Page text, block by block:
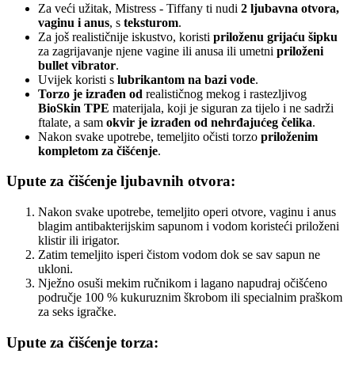
Za veći užitak, Mistress - Tiffany ti nudi 2 ljubavna otvora,
vaginu i anus, s teksturom.
Za još realističnije iskustvo, koristi priloženu grijaću šipku
za zagrijavanje njene vagine ili anusa ili umetni priloženi
bullet vibrator.
Uvijek koristi s lubrikantom na bazi vode.
Torzo je izrađen od realističnog mekog i rastezljivog
BioSkin TPE materijala, koji je siguran za tijelo i ne sadrži
ftalate, a sam okvir je izrađen od nehrđajućeg čelika.
Nakon svake upotrebe, temeljito očisti torzo priloženim
kompletom za čišćenje.
Upute za čišćenje ljubavnih otvora:
Nakon svake upotrebe, temeljito operi otvore, vaginu i anus
blagim antibakterijskim sapunom i vodom koristeći priloženi
klistir ili irigator.
Zatim temeljito isperi čistom vodom dok se sav sapun ne
ukloni.
Nježno osuši mekim ručnikom i lagano napudraj očišćeno
područje 100 % kukuruznim škrobom ili specialnim praškom
za seks igračke.
Upute za čišćenje torza: